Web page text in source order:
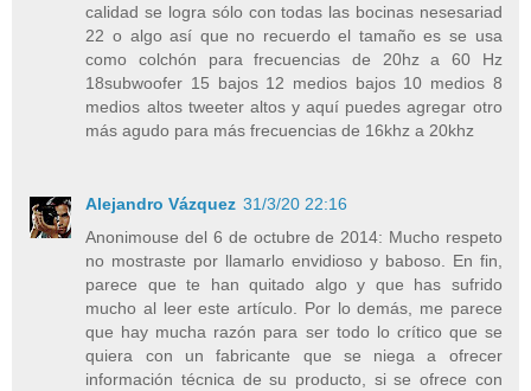
calidad se logra sólo con todas las bocinas nesesariad
22 o algo así que no recuerdo el tamaño es se usa
como colchón para frecuencias de 20hz a 60 Hz
18subwoofer 15 bajos 12 medios bajos 10 medios 8
medios altos tweeter altos y aquí puedes agregar otro
más agudo para más frecuencias de 16khz a 20khz
Alejandro Vázquez 31/3/20 22:16
Anonimouse del 6 de octubre de 2014: Mucho respeto
no mostraste por llamarlo envidioso y baboso. En fin,
parece que te han quitado algo y que has sufrido
mucho al leer este artículo. Por lo demás, me parece
que hay mucha razón para ser todo lo crítico que se
quiera con un fabricante que se niega a ofrecer
información técnica de su producto, si se ofrece con